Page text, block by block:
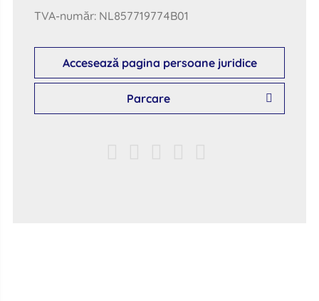
TVA-număr: NL857719774B01
Accesează pagina persoane juridice
Parcare